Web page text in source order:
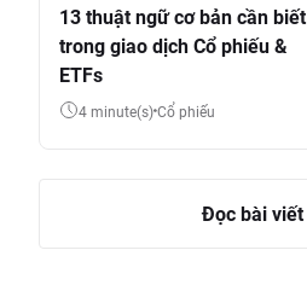
13 thuật ngữ cơ bản cần biết
trong giao dịch Cổ phiếu &
ETFs
4 minute(s) Cổ phiếu
Đọc bài viết